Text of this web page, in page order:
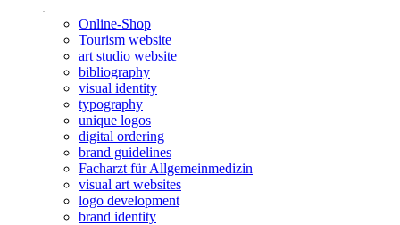
Online-Shop
Tourism website
art studio website
bibliography
visual identity
typography
unique logos
digital ordering
brand guidelines
Facharzt für Allgemeinmedizin
visual art websites
logo development
brand identity